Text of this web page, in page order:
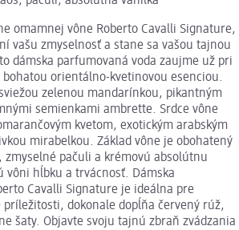
omamnej vône Roberto Cavalli Signature,
vašu zmyselnosť a stane sa vašou tajnou
dámska parfumovaná voda zaujme už pri
orientálno-kvetinovou esenciou.
zelenou mandarínkou, pikantným
semienkami ambrette. Srdce vône
kvetom, exotickým arabským
mirabelkou. Základ vône je obohatený
zmyselné pačuli a krémovú absolútnu
vôni hĺbku a trvácnosť. Dámska
Cavalli Signature je ideálna pre
príležitosti, dokonale dopĺňa červený rúž,
šaty. Objavte svoju tajnú zbraň zvádzania